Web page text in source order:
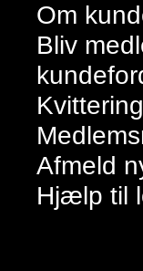
Om
Bliv
Afmeld
Hjælp til